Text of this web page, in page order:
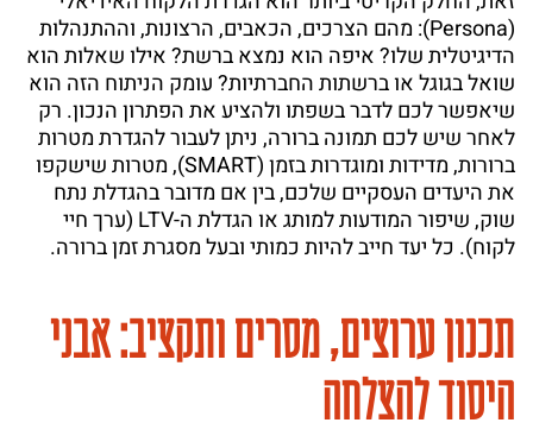
(Persona): מהם הצרכים, הכאבים, הרצונות, וההתנהלות
הדיגיטלית שלו? איפה הוא נמצא ברשת? אילו שאלות הוא
שואל בגוגל או ברשתות החברתיות? עומק הניתוח הזה הוא
שיאפשר לכם לדבר בשפתו ולהציע את הפתרון הנכון. רק
לאחר שיש לכם תמונה ברורה, ניתן לעבור להגדרת מטרות
ברורות, מדידות ומוגדרות בזמן (SMART), מטרות שישקפו
את היעדים העסקיים שלכם, בין אם מדובר בהגדלת נתח
שוק, שיפור המודעות למותג או הגדלת ה-LTV (ערך חיי
לקוח). כל יעד חייב להיות כמותי ובעל מסגרת זמן ברורה.
תכנון ערוצים, מסרים ותקציב: אבני
היסוד להצלחה